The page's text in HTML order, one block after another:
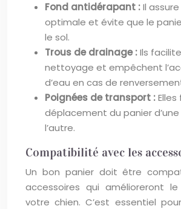
Fond antidérapant :Il
optimale et évite que le
le sol.
Trous de drainage :Ils
nettoyage et empêchent
d’eau en cas de
Poignées de transport :
déplacement du panier
l’autre.
Compatibilité avec les
Un bon panier doit être
accessoires qui amélioreront
votre chien. C’est essentiel